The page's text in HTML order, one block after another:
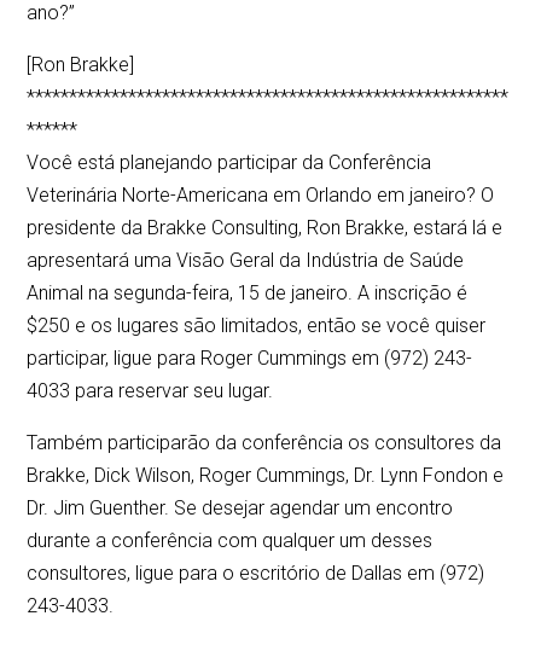
ano?”
[Ron Brakke]
*********************************************************
******
Você está planejando participar da Conferência
Veterinária Norte-Americana em Orlando em janeiro? O
presidente da Brakke Consulting, Ron Brakke, estará lá e
apresentará uma Visão Geral da Indústria de Saúde
Animal na segunda-feira, 15 de janeiro. A inscrição é
$250 e os lugares são limitados, então se você quiser
participar, ligue para Roger Cummings em (972) 243-
4033 para reservar seu lugar.
Também participarão da conferência os consultores da
Brakke, Dick Wilson, Roger Cummings, Dr. Lynn Fondon e
Dr. Jim Guenther. Se desejar agendar um encontro
durante a conferência com qualquer um desses
consultores, ligue para o escritório de Dallas em (972)
243-4033.